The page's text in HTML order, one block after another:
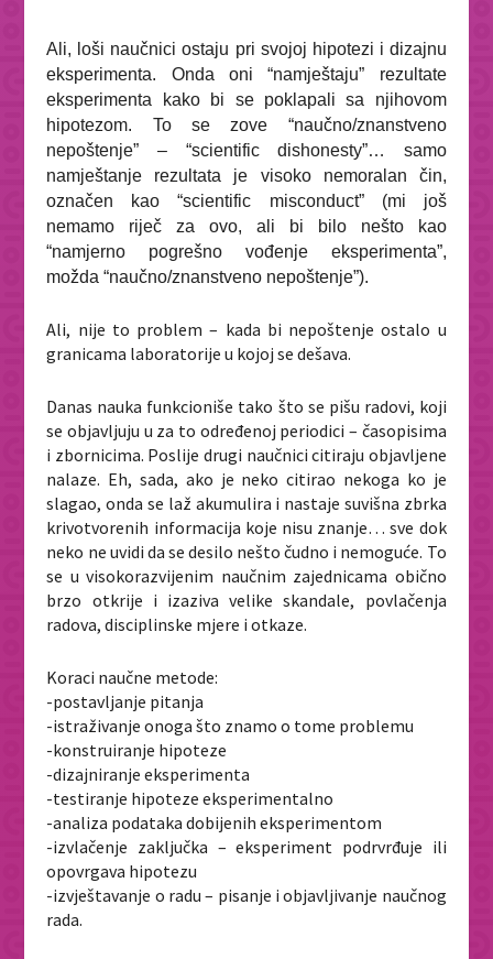
Ali, loši naučnici ostaju pri svojoj hipotezi i dizajnu
eksperimenta. Onda oni “namještaju” rezultate
eksperimenta kako bi se poklapali sa njihovom
hipotezom. To se zove “naučno/znanstveno
nepoštenje” – “scientific dishonesty”… samo
namještanje rezultata je visoko nemoralan čin,
označen kao “scientific misconduct” (mi još
nemamo riječ za ovo, ali bi bilo nešto kao
“namjerno pogrešno vođenje eksperimenta”,
možda “naučno/znanstveno nepoštenje”).
Ali, nije to problem – kada bi nepoštenje ostalo u
granicama laboratorije u kojoj se dešava.
Danas nauka funkcioniše tako što se pišu radovi, koji
se objavljuju u za to određenoj periodici – časopisima
i zbornicima. Poslije drugi naučnici citiraju objavljene
nalaze. Eh, sada, ako je neko citirao nekoga ko je
slagao, onda se laž akumulira i nastaje suvišna zbrka
krivotvorenih informacija koje nisu znanje… sve dok
neko ne uvidi da se desilo nešto čudno i nemoguće. To
se u visokorazvijenim naučnim zajednicama obično
brzo otkrije i izaziva velike skandale, povlačenja
radova, disciplinske mjere i otkaze.
Koraci naučne metode:
-postavljanje pitanja
-istraživanje onoga što znamo o tome problemu
-konstruiranje hipoteze
-dizajniranje eksperimenta
-testiranje hipoteze eksperimentalno
-analiza podataka dobijenih eksperimentom
-izvlačenje zaključka – eksperiment podrvrđuje ili
opovrgava hipotezu
-izvještavanje o radu – pisanje i objavljivanje naučnog
rada.